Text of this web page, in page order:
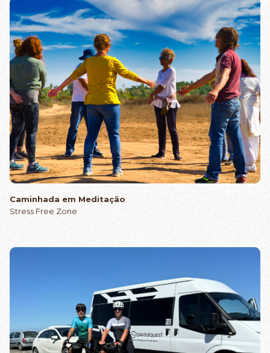
Caminhada em Meditação
Stress Free Zone